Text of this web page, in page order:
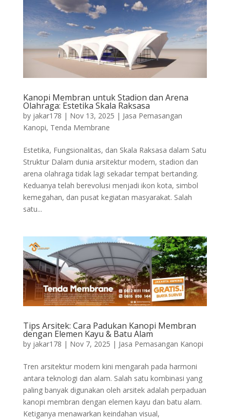
Kanopi Membran untuk Stadion dan Arena
Olahraga: Estetika Skala Raksasa
by jakar178 | Nov 13, 2025 | Jasa Pemasangan
Kanopi, Tenda Membrane
Estetika, Fungsionalitas, dan Skala Raksasa dalam Satu
Struktur Dalam dunia arsitektur modern, stadion dan
arena olahraga tidak lagi sekadar tempat bertanding.
Keduanya telah berevolusi menjadi ikon kota, simbol
kemegahan, dan pusat kegiatan masyarakat. Salah
satu...
Tips Arsitek: Cara Padukan Kanopi Membran
dengan Elemen Kayu & Batu Alam
by jakar178 | Nov 7, 2025 | Jasa Pemasangan Kanopi
Tren arsitektur modern kini mengarah pada harmoni
antara teknologi dan alam. Salah satu kombinasi yang
paling banyak digunakan oleh arsitek adalah perpaduan
kanopi membran dengan elemen kayu dan batu alam.
Ketiganya menawarkan keindahan visual,